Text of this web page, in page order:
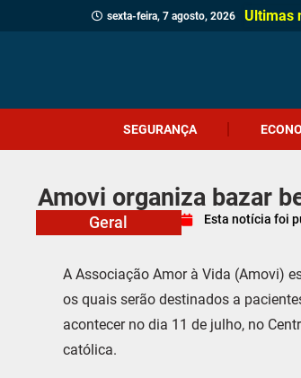
sexta-feira, 7 agosto, 2026 Ultimas
SEGURANÇA
Amovi organiza bazar
Geral Esta notícia foi
A Associação Amor à Vida (Amovi)
os quais serão destinados a
acontecer no dia 11 de julho, no
católica.